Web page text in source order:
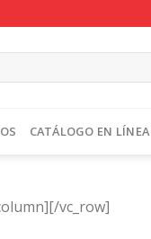
CATÁLOGO EN LÍNEA
vc_row]